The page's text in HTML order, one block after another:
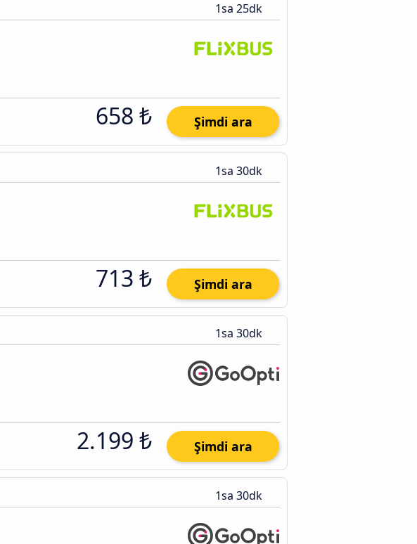
1sa 25dk
658 ₺ Şimdi ara
1sa 30dk
713 ₺ Şimdi ara
1sa 30dk
2.199 ₺ Şimdi ara
1sa 30dk